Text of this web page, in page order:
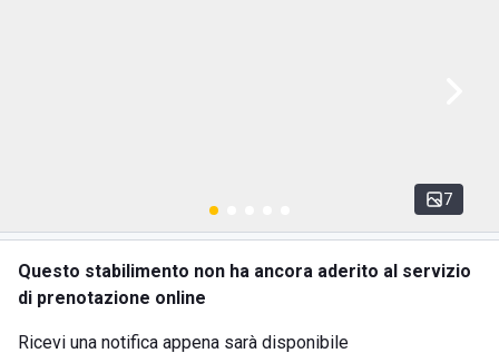
7
Questo stabilimento non ha ancora aderito al servizio
di prenotazione online
Ricevi una notifica appena sarà disponibile